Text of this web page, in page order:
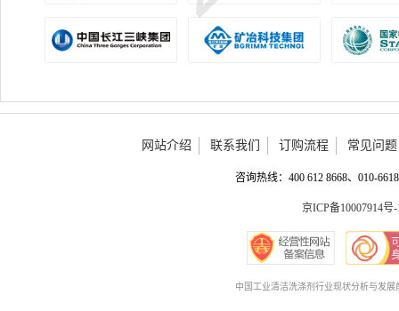
网站介绍 联系我们 订购流程 常见问题
咨询热线：400 612 8668、010-
京ICP备10007914号-
中国工业清洁洗涤剂行业现状分析与发